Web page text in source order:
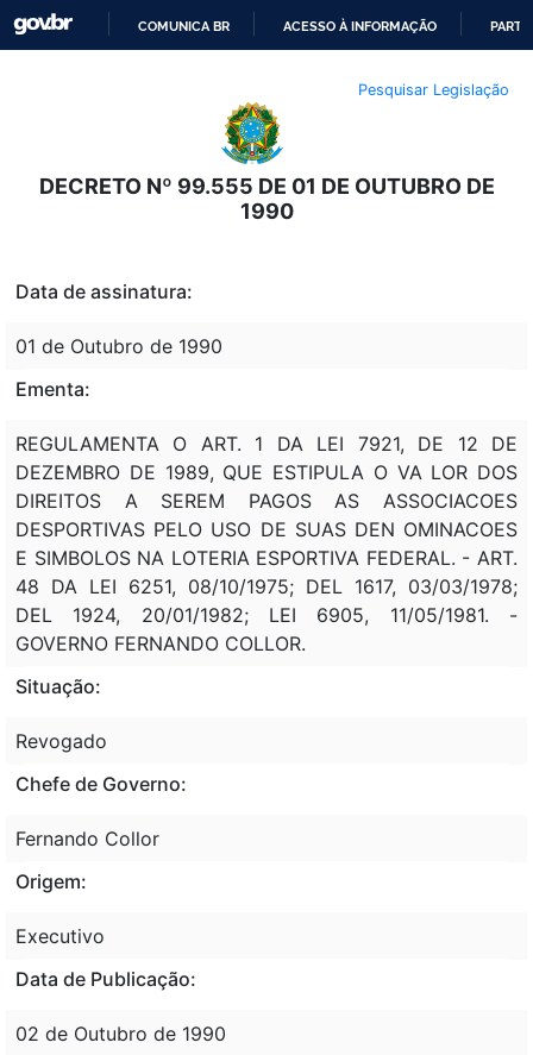
O
CONTEÚDO
COMUNICA BR ACESSO À INFORMAÇÃO
Pesquisar Legislação
DECRETO Nº 99.555 DE 01 DE OUTUBRO DE
1990
Data de assinatura:
01 de Outubro de 1990
Ementa:
REGULAMENTA O ART. 1 DA LEI 7921, DE 12 DE
DEZEMBRO DE 1989, QUE ESTIPULA O VA LOR DOS
DIREITOS A SEREM PAGOS AS ASSOCIACOES
DESPORTIVAS PELO USO DE SUAS DEN OMINACOES
E SIMBOLOS NA LOTERIA ESPORTIVA FEDERAL. - ART.
48 DA LEI 6251, 08/10/1975; DEL 1617, 03/03/1978;
DEL 1924, 20/01/1982; LEI 6905, 11/05/1981. -
GOVERNO FERNANDO COLLOR.
Situação:
Revogado
Chefe de Governo:
Fernando Collor
Origem:
Executivo
Data de Publicação:
02 de Outubro de 1990